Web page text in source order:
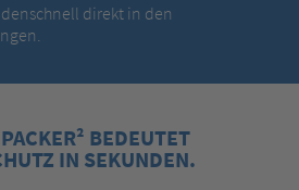
direkt in den
BEDEUTET
IN SEKUNDEN.